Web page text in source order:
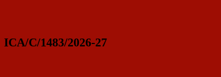
ICA/C/1483/2026-27